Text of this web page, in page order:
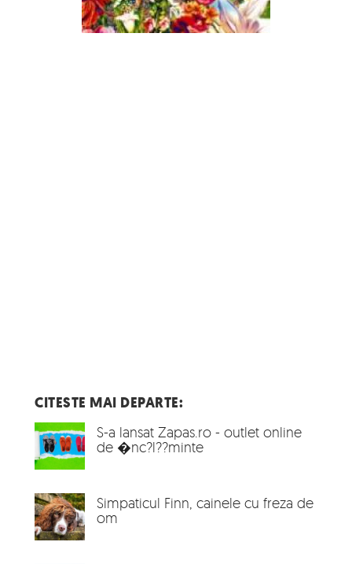
CITESTE MAI DEPARTE:
S-a lansat Zapas.ro - outlet online
de �nc?l??minte
Simpaticul Finn, cainele cu freza de
om